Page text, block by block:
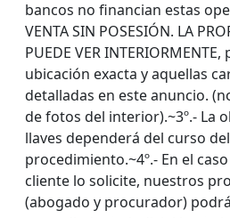
bancos no financian estas
VENTA SIN POSESIÓN. LA
PUEDE VER
ubicación exacta y aquellas
detalladas en este anuncio.
de fotos del interior).~3º.- La
llaves dependerá del curso del
procedimiento.~4º.- En el
cliente lo solicite, nuestros
(abogado y procurador)